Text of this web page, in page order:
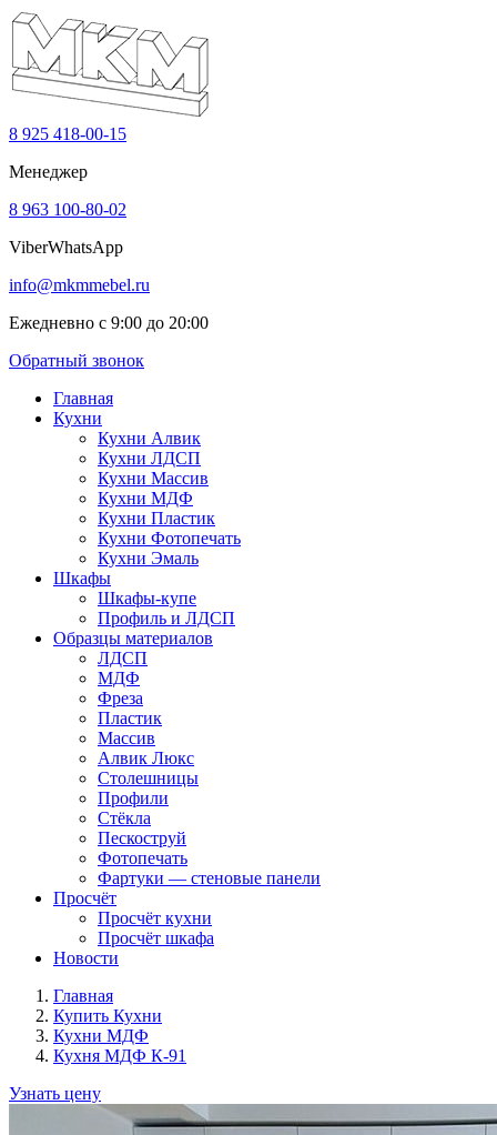
8 925 418-00-15
Менеджер
8 963 100-80-02
ViberWhatsApp
info@mkmmebel.ru
Ежедневно с 9:00 до 20:00
Обратный звонок
Главная
Кухни
Кухни Алвик
Кухни ЛДСП
Кухни Массив
Кухни МДФ
Кухни Пластик
Кухни Фотопечать
Кухни Эмаль
Шкафы
Шкафы-купе
Профиль и ЛДСП
Образцы материалов
ЛДСП
МДФ
Фреза
Пластик
Массив
Алвик Люкс
Столешницы
Профили
Стёкла
Пескоструй
Фотопечать
Фартуки — стеновые панели
Просчёт
Просчёт кухни
Просчёт шкафа
Новости
Главная
Купить Кухни
Кухни МДФ
Кухня МДФ К-91
Узнать цену